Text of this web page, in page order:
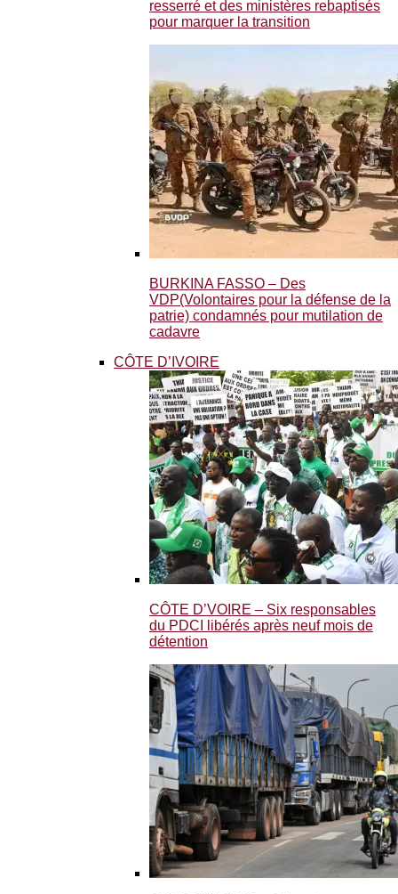
resserré et des ministères rebaptisés
pour marquer la transition
BURKINA FASSO – Des
VDP(Volontaires pour la défense de la
patrie) condamnés pour mutilation de
cadavre
CÔTE D’IVOIRE
CÔTE D’VOIRE – Six responsables
du PDCI libérés après neuf mois de
détention